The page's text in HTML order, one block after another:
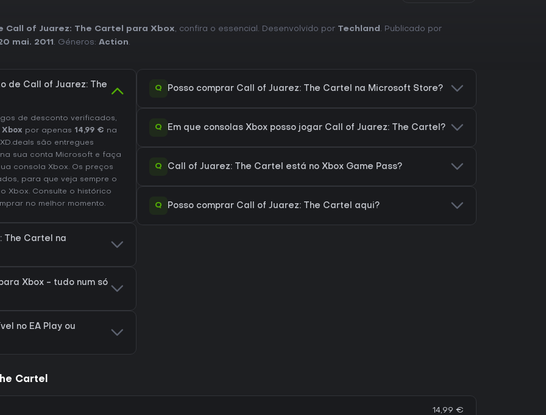
of Juarez: The Cartel para Xbox, confira o essencial. Desenvolvido por Techland . Publicado por
mai. 2011 . Géneros: Action.
de Call of Juarez: The
de desconto verificados,
por apenas 14,99 € na
são entregues
sua conta Microsoft e faça
consola Xbox. Os preços
para que veja sempre o
Xbox. Consulte o histórico
no melhor momento.
The Cartel na
Xbox - tudo num só
no EA Play ou
Q Posso comprar Call of Juarez: The Cartel na Microsoft Store?
Q Em que consolas Xbox posso jogar Call of Juarez: The Cartel?
Q Call of Juarez: The Cartel está no Xbox Game Pass?
Q Posso comprar Call of Juarez: The Cartel aqui?
Cartel
14,99 €